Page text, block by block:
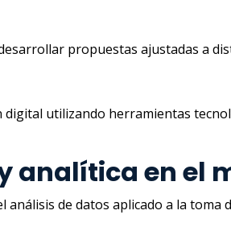
propuestas ajustadas a
utilizando herramientas
analítica en el
análisis de datos aplicado a la toma